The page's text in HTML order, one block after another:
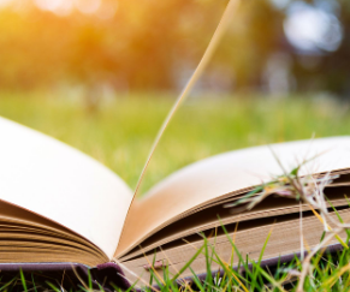
Tilgængelig 7 dage om ugen
10+ millioner medlemmer